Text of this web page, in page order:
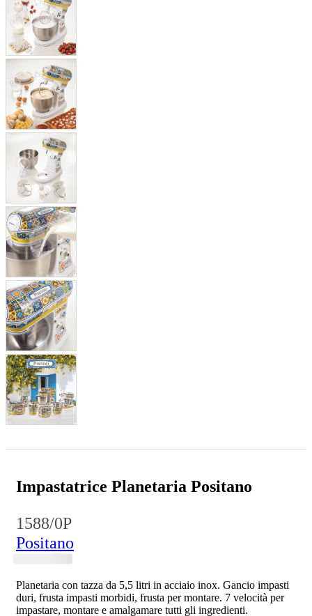
Impastatrice Planetaria Positano
1588/0P
Positano
Planetaria con tazza da 5,5 litri in acciaio inox. Gancio impasti
duri, frusta impasti morbidi, frusta per montare. 7 velocità per
impastare, montare e amalgamare tutti gli ingredienti.